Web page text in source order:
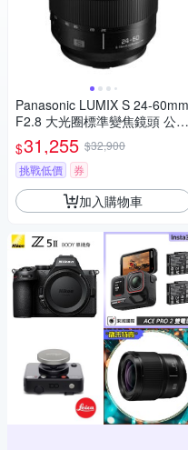
Panasonic LUMIX S 24-60mm
F2.8 大光圈標準變焦鏡頭 公司
貨 S-E2460GC
$31,255 $32,900
挑戰低價
券
加入購物車